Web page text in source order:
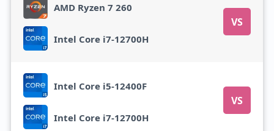
AMD Ryzen 7 260
VS
Intel Core i7-12700H
Intel Core i5-12400F
VS
Intel Core i7-12700H